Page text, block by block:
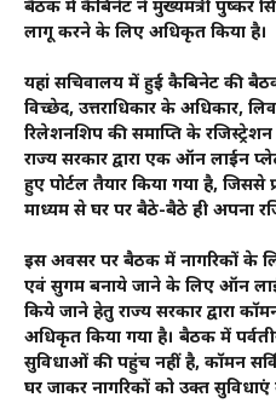
बैठक में कैबिनेट ने मुख्यमंत्री पुष्कर
लागू करने के लिए अधिकृत किया है।
यहां सचिवालय में हुई कैबिनेट की
विच्छेद, उत्तराधिकार के अधिकार,
रिलेशनशिप की समाप्ति के
राज्य सरकार द्वारा एक ऑन लाईन
हुए पोर्टल तैयार किया गया है,
माध्यम से घर पर बैठे-बैठे ही अपना
इस अवसर पर बैठक में नागरिकों के
एवं सुगम बनाये जाने के लिए ऑन
किये जाने हेतु राज्य सरकार द्वारा
अधिकृत किया गया है। बैठक में
सुविधाओं की पहुंच नहीं है, कॉमन
घर जाकर नागरिकों को उक्त